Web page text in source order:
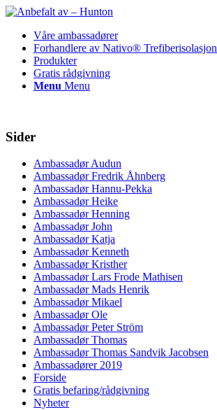
Våre ambassadører
Forhandlere av Nativo® Trefiberisolasjon
Produkter
Gratis rådgivning
Menu Menu
Sider
Ambassadør Audun
Ambassadør Fredrik Åhnberg
Ambassadør Hannu-Pekka
Ambassadør Heike
Ambassadør Henning
Ambassadør John
Ambassadør Katja
Ambassadør Kenneth
Ambassadør Kristher
Ambassadør Lars Frode Mathisen
Ambassadør Mads Henrik
Ambassadør Mikael
Ambassadør Ole
Ambassadør Peter Ström
Ambassadør Thomas
Ambassadør Thomas Sandvik Jacobsen
Ambassadører 2019
Forside
Gratis befaring/rådgivning
Nyheter